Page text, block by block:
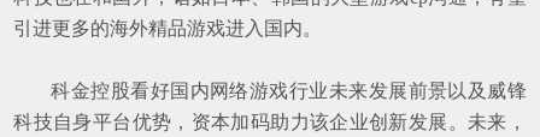
引进更多的海外精品游戏进入国内。
科金控股看好国内网络游戏行业未来发展前景以及威锋
科技自身平台优势，资本加码助力该企业创新发展。未来，